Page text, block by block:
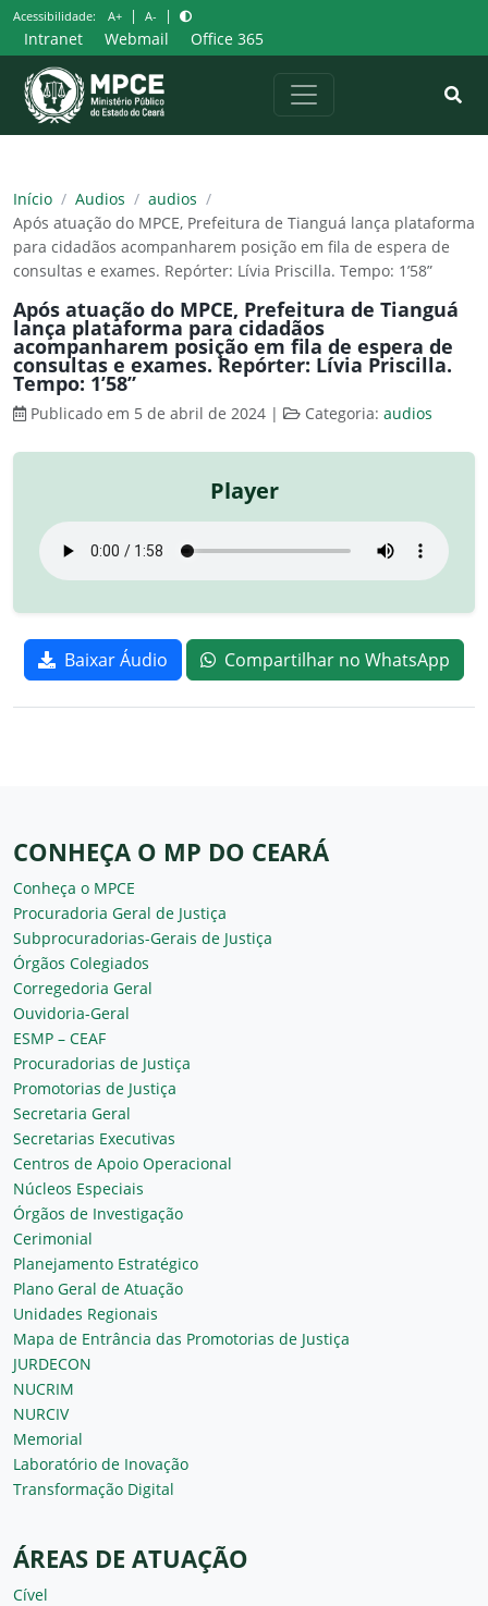
Pular
para
o
conteúdo
Acessibilidade: A+ | A- |
Intranet Webmail Office 365
Início / Audios / audios /
Após atuação do MPCE, Prefeitura de Tianguá lança plataforma
para cidadãos acompanharem posição em fila de espera de
consultas e exames. Repórter: Lívia Priscilla. Tempo: 1’58”
Após atuação do MPCE, Prefeitura de Tianguá
lança plataforma para cidadãos
acompanharem posição em fila de espera de
consultas e exames. Repórter: Lívia Priscilla.
Tempo: 1’58”
Publicado em 5 de abril de 2024 | Categoria: audios
Player
Baixar Áudio Compartilhar no WhatsApp
CONHEÇA O MP DO CEARÁ
Conheça o MPCE
Procuradoria Geral de Justiça
Subprocuradorias-Gerais de Justiça
Órgãos Colegiados
Corregedoria Geral
Ouvidoria-Geral
ESMP – CEAF
Procuradorias de Justiça
Promotorias de Justiça
Secretaria Geral
Secretarias Executivas
Centros de Apoio Operacional
Núcleos Especiais
Órgãos de Investigação
Cerimonial
Planejamento Estratégico
Plano Geral de Atuação
Unidades Regionais
Mapa de Entrância das Promotorias de Justiça
JURDECON
NUCRIM
NURCIV
Memorial
Laboratório de Inovação
Transformação Digital
ÁREAS DE ATUAÇÃO
Cível